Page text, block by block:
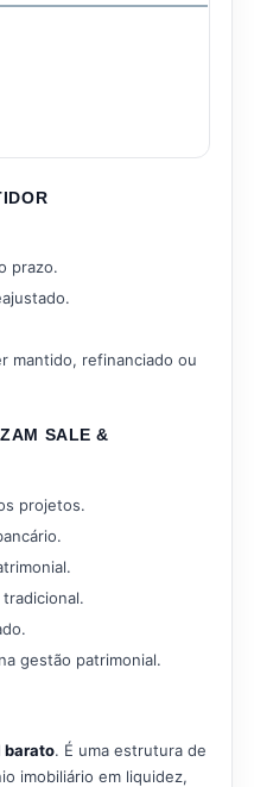
prazo.
mantido, refinanciado ou
SALE &
projetos.
gestão patrimonial.
barato. É uma estrutura de
imobiliário em liquidez,